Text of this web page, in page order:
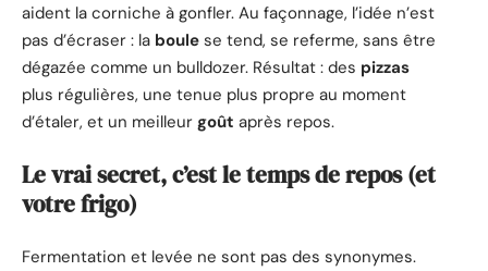
aident la corniche à gonfler. Au façonnage, l’idée n’est
pas d’écraser : la boule se tend, se referme, sans être
dégazée comme un bulldozer. Résultat : des pizzas
plus régulières, une tenue plus propre au moment
d’étaler, et un meilleur goût après repos.
Le vrai secret, c’est le temps de repos (et
votre frigo)
Fermentation et levée ne sont pas des synonymes.